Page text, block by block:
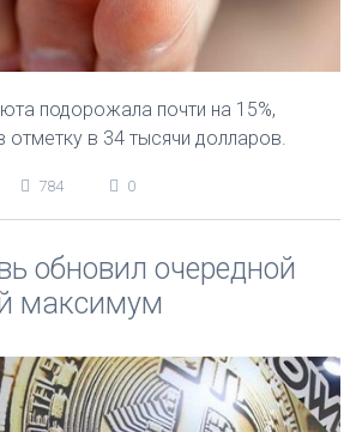
подорожала почти на 15%,
в 34 тысячи долларов.
784 0
обновил очередной
максимум